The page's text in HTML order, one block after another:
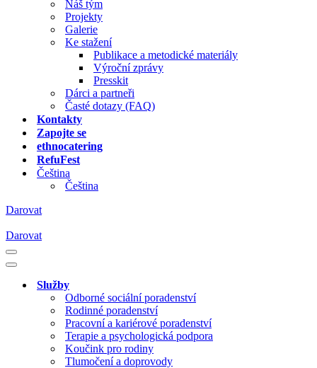
Náš tým
Projekty
Galerie
Ke stažení
Publikace a metodické materiály
Výroční zprávy
Presskit
Dárci a partneři
Časté dotazy (FAQ)
Kontakty
Zapojte se
ethnocatering
RefuFest
Čeština
Čeština
Darovat
Darovat
Navigační
menu
Navigační
Služby
Odborné sociální poradenství
Rodinné poradenství
Pracovní a kariérové poradenství
Terapie a psychologická podpora
Koučink pro rodiny
Tlumočení a doprovody